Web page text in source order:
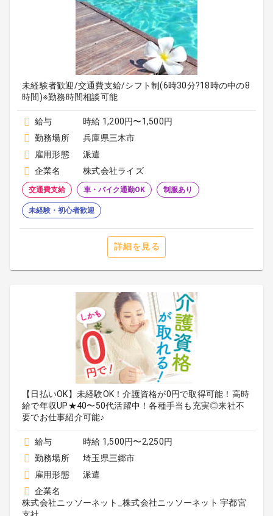
未経験者歓迎/交通費支給/シフト制(6時30分?18時の中の8
時間)※勤務時間相談可能
給与
時給 1,200円〜1,500円
勤務場所
兵庫県三木市
雇用形態
派遣
企業名
株式会社ライズ
交通費支給 車・バイク通勤OK 制服あり
未経験・初心者歓迎
詳細を見る
【日払いOK】未経験OK！介護資格が0円で取得可能！高時
給で年収UP★40〜50代活躍中！各種手当も充実◎来社不
要でお仕事紹介可能♪
給与
時給 1,500円〜2,250円
勤務場所
埼玉県三郷市
雇用形態
派遣
企業名
株式会社ニッソーネット_株式会社ニッソーネット 宇都宮